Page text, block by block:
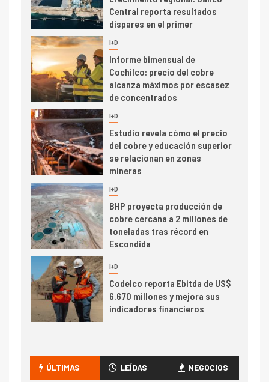
Central reporta resultados
dispares en el primer
4 I+D
Informe bimensual de
Cochilco: precio del cobre
alcanza máximos por escasez
de concentrados
5 I+D
Estudio revela cómo el precio
del cobre y educación superior
se relacionan en zonas
mineras
6 I+D
BHP proyecta producción de
cobre cercana a 2 millones de
toneladas tras récord en
Escondida
I+D
Codelco reporta Ebitda de US$
6.670 millones y mejora sus
indicadores financieros
camión 100% eléctrico para
transportar cátodos al Puerto
ÚLTIMAS LEÍDAS NEGOCIOS